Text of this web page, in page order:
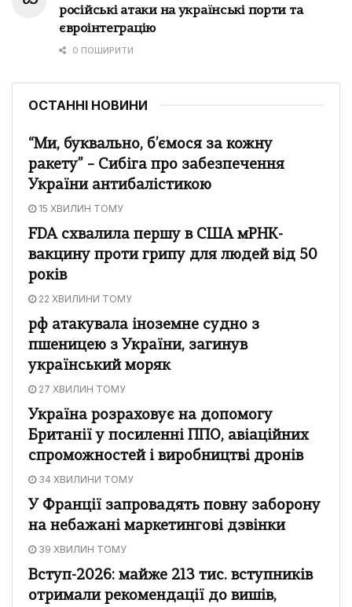
російські атаки на українські порти та
євроінтеграцію
0 ПОШИРИТИ
ОСТАННІ НОВИНИ
“Ми, буквально, б’ємося за кожну
ракету” – Сибіга про забезпечення
України антибалістикою
15 ХВИЛИН ТОМУ
FDA схвалила першу в США мРНК-
вакцину проти грипу для людей від 50
років
22 ХВИЛИНИ ТОМУ
рф атакувала іноземне судно з
пшеницею з України, загинув
український моряк
27 ХВИЛИН ТОМУ
Україна розраховує на допомогу
Британії у посиленні ППО, авіаційних
спроможностей і виробництві дронів
34 ХВИЛИНИ ТОМУ
У Франції запровадять повну заборону
на небажані маркетингові дзвінки
39 ХВИЛИН ТОМУ
Вступ-2026: майже 213 тис. вступників
отримали рекомендації до вишів,